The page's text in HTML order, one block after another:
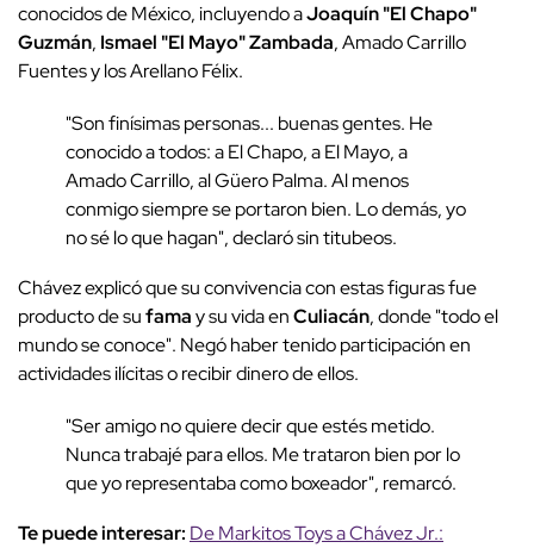
conocidos de México, incluyendo aJoaquín "El Chapo"
Guzmán, Ismael "El Mayo" Zambada, Amado Carrillo
Fuentes y los Arellano Félix.
"Son finísimas personas... buenas gentes. He
conocido a todos: a El Chapo, a El Mayo, a
Amado Carrillo, al Güero Palma. Al menos
conmigo siempre se portaron bien. Lo demás, yo
no sé lo que hagan", declaró sin titubeos.
Chávez explicó que su convivencia con estas figuras fue
producto de sufamay su vida enCuliacán, donde "todo el
mundo se conoce". Negó haber tenido participación en
actividades ilícitas o recibir dinero de ellos.
"Ser amigo no quiere decir que estés metido.
Nunca trabajé para ellos. Me trataron bien por lo
que yo representaba como boxeador", remarcó.
Te puede interesar: De Markitos Toys a Chávez Jr.: